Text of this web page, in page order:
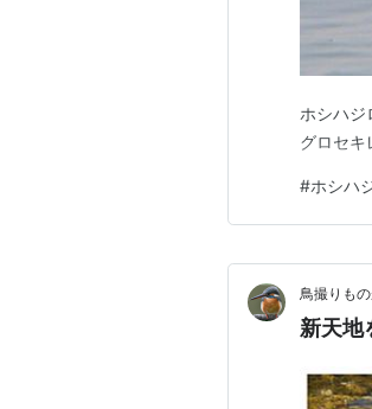
ホシハジ
グロセキ
#ホシハ
鳥撮りも
新天地